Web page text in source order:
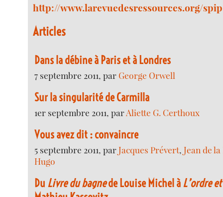
http://www.larevuedesressources.org/
Articles
Dans la débine à Paris et à Londres
7 septembre 2011, par George Orwell
Sur la singularité de Carmilla
1er septembre 2011, parAliette G. Certhoux
Vous avez dit : convaincre
5 septembre 2011, parJacques Prévert,Jean de
Hugo
Du Livre du bagnede Louise Michel àL’ordre